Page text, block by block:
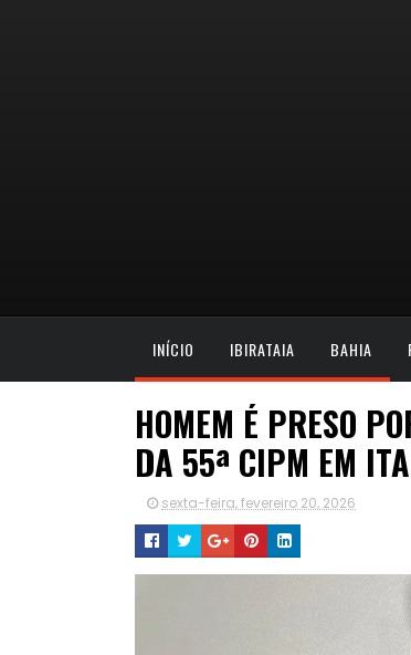
INÍCIO IBIRATAIA BAHIA
HOMEM É PRESO
DA 55ª CIPM EM
sexta-feira, fevereiro 20, 2026